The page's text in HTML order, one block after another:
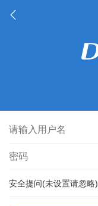
安全提问(未设置请忽略)